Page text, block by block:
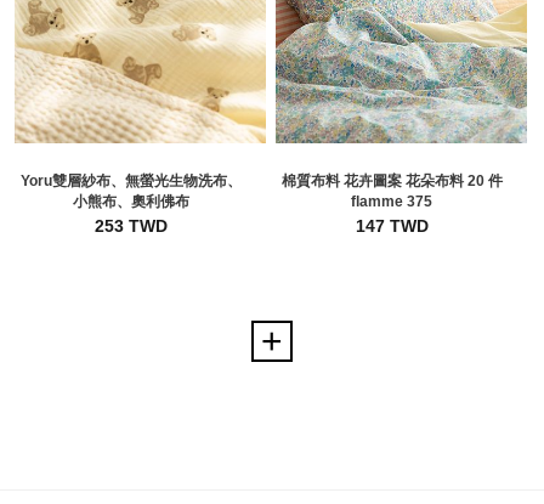
Yoru雙層紗布、無螢光生物洗布、
小熊布、奧利佛布
253 TWD
棉質布料 花卉圖案 花朵布料 20 件
flamme 375
147 TWD